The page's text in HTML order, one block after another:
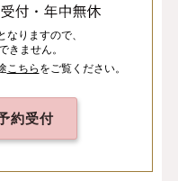
りますので、
きません。
こちらをご覧ください。
約受付